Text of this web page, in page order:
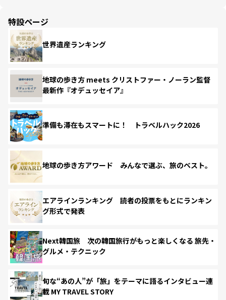
特設ページ
世界遺産ランキング
地球の歩き方 meets クリストファー・ノーラン監督
最新作『オデュッセイア』
準備も滞在もスマートに！ トラベルハック2026
地球の歩き方アワード みんなで選ぶ、旅のベスト。
エアラインランキング 読者の投票をもとにランキン
グ形式で発表
Next韓国旅 次の韓国旅行がもっと楽しくなる 旅先・
グルメ・テクニック
旬な“あの人”が「旅」をテーマに語るインタビュー連
載 MY TRAVEL STORY